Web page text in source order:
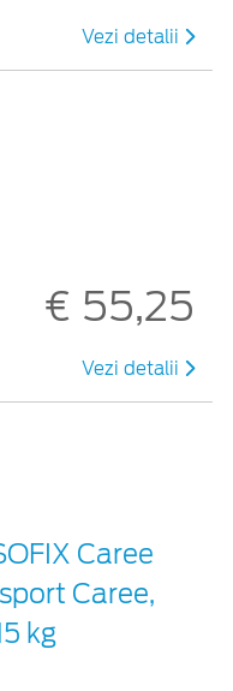
Vezi detalii
€ 55,25
Vezi detalii
Caree
Caree,
kg